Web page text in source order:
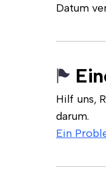
Datum
Hilf uns,
darum.
Ein